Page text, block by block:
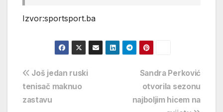
Izvor:sportsport.ba
Navigacija
objava
Sandra Perković
otvorila sezonu
najboljim hicem na
Još jedan ruski
tenisač maknuo
zastavu